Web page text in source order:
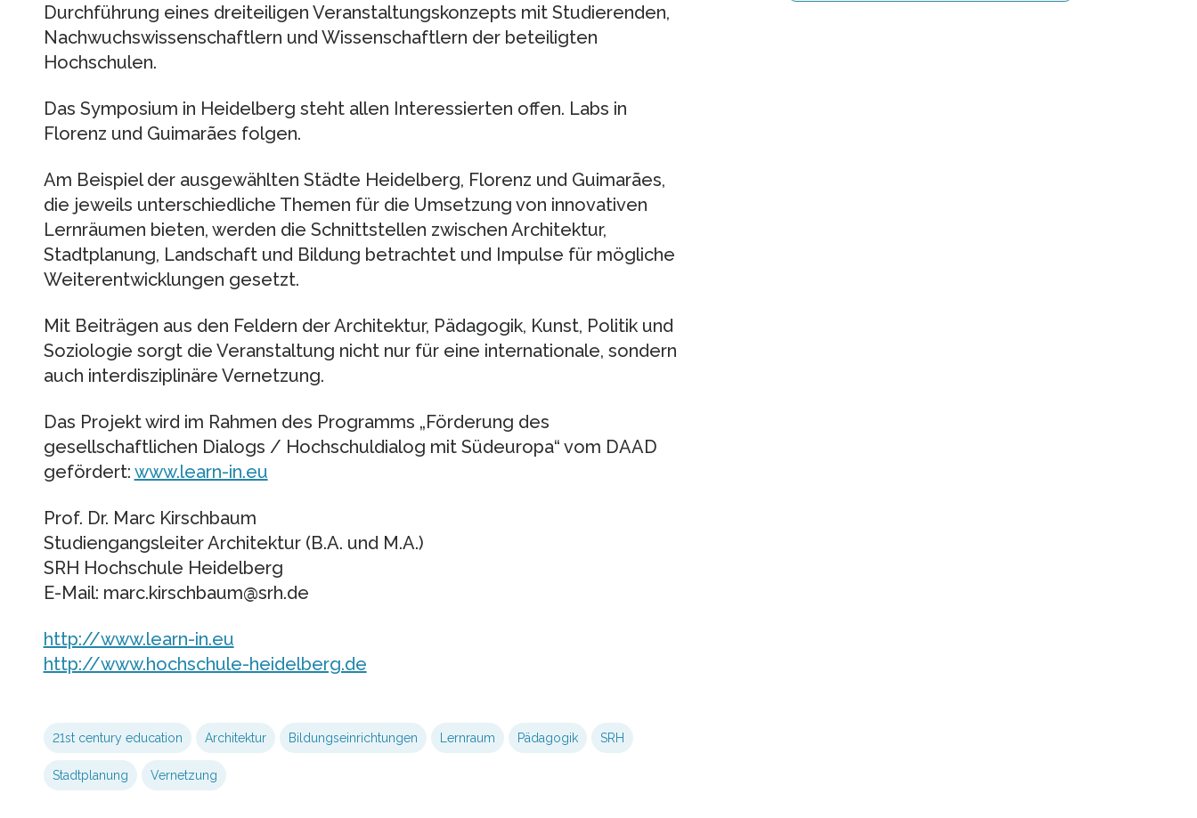
Durchführung eines dreiteiligen Veranstaltungskonzepts mit Studierenden,
Nachwuchswissenschaftlern und Wissenschaftlern der beteiligten
Hochschulen.
Das Symposium in Heidelberg steht allen Interessierten offen. Labs in
Florenz und Guimarães folgen.
Am Beispiel der ausgewählten Städte Heidelberg, Florenz und Guimarães,
die jeweils unterschiedliche Themen für die Umsetzung von innovativen
Lernräumen bieten, werden die Schnittstellen zwischen Architektur,
Stadtplanung, Landschaft und Bildung betrachtet und Impulse für mögliche
Weiterentwicklungen gesetzt.
Mit Beiträgen aus den Feldern der Architektur, Pädagogik, Kunst, Politik und
Soziologie sorgt die Veranstaltung nicht nur für eine internationale, sondern
auch interdisziplinäre Vernetzung.
Das Projekt wird im Rahmen des Programms „Förderung des
gesellschaftlichen Dialogs / Hochschuldialog mit Südeuropa“ vom DAAD
gefördert: www.learn-in.eu
Prof. Dr. Marc Kirschbaum
Studiengangsleiter Architektur (B.A. und M.A.)
SRH Hochschule Heidelberg
E-Mail: marc.kirschbaum@srh.de
http://www.learn-in.eu
http://www.hochschule-heidelberg.de
21st century education Architektur Bildungseinrichtungen Lernraum Pädagogik SRH
Stadtplanung Vernetzung